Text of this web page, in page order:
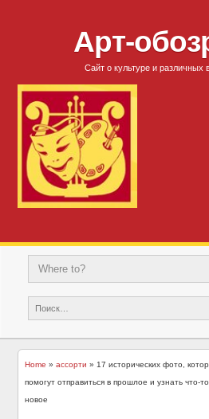
Арт-
Сайт о культуре и различных
Home »ассорти » 17 исторических фото,
помогут отправиться в прошлое и узнать что-то
новое